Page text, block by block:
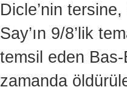
Dicle’nin
Say’ın 9/8’lik
temsil eden Bas-
zamanda